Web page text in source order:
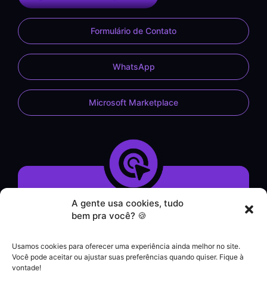
A gente usa cookies, tudo
bem pra você? 🍪
Usamos cookies para oferecer uma experiência ainda melhor no site.
Você pode aceitar ou ajustar suas preferências quando quiser. Fique à
vontade!
Formulário de Contato
WhatsApp
Microsoft Marketplace
Demonstração do Sistema
Formulário de Contato
Helpdesk
|